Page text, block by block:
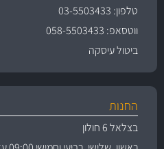
טלפון: 03-5503433
ווטסאפ: 058-5503433
ביטול עיסקה
החנות
בצלאל 6 חולון